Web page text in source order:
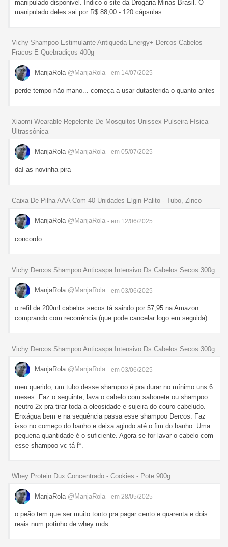
manipulado disponivel. Indico o site da Drogaria Minas Brasil. O
manipulado deles sai por R$ 88,00 - 120 cápsulas.
Vichy Shampoo Estimulante Antiqueda Energy+ Dercos Cabelos
Fracos E Quebradiços 400g
ManjaRola @ManjaRola - em 14/07/2025
perde tempo não mano... começa a usar dutasterida o quanto antes
Xiaomi Wearable Repelente De Mosquitos Unissex Pulseira Física
Ultrassônica
ManjaRola @ManjaRola - em 05/07/2025
daí as novinha pira
Caixa De Pilha AAA Com 40 Unidades Elgin Palito - Tubo, Zinco
ManjaRola @ManjaRola - em 12/06/2025
concordo
Vichy Dercos Shampoo Anticaspa Intensivo Ds Cabelos Secos 300g
ManjaRola @ManjaRola - em 03/06/2025
o refil de 200ml cabelos secos tá saindo por 57,95 na Amazon
comprando com recorrência (que pode cancelar logo em seguida).
Vichy Dercos Shampoo Anticaspa Intensivo Ds Cabelos Secos 300g
ManjaRola @ManjaRola - em 03/06/2025
meu querido, um tubo desse shampoo é pra durar no mínimo uns 6
meses. Faz o seguinte, lava o cabelo com sabonete ou shampoo
neutro 2x pra tirar toda a oleosidade e sujeira do couro cabeludo.
Enxágua bem e na sequência passa esse shampoo Dercos. Faz
isso no começo do banho e deixa agindo até o fim do banho. Uma
pequena quantidade é o suficiente. Agora se for lavar o cabelo com
esse shampoo vc tá f*.
Whey Protein Dux Concentrado - Cookies - Pote 900g
ManjaRola @ManjaRola - em 28/05/2025
o peão tem que ser muito tonto pra pagar cento e quarenta e dois
reais num potinho de whey mds...